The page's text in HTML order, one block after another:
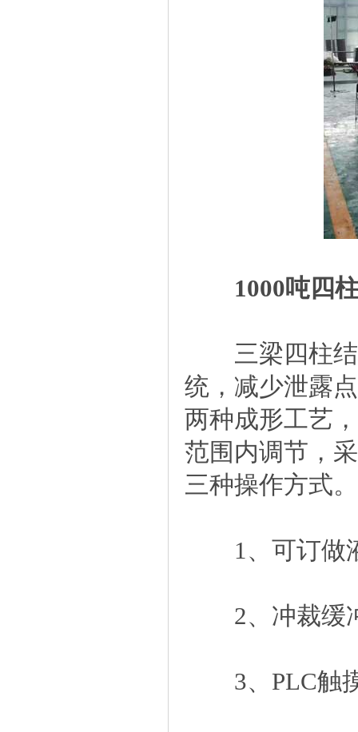
1000吨四柱
三梁四柱结
统，减少泄露
两种成形工艺
范围内调节，
三种操作方式。
1、可订做液
2、冲裁缓
3、PLC触